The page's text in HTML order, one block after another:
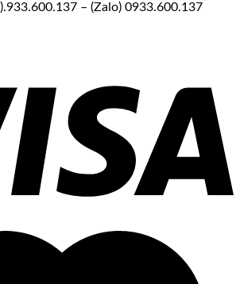
– (Zalo) 0933.600.137